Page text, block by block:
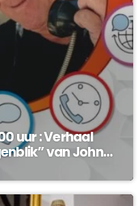
uur : Verhaal
van John